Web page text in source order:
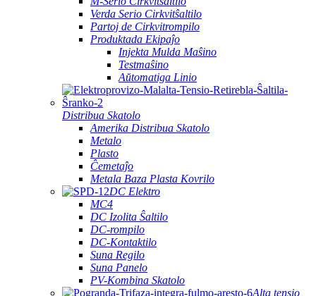
Verda Serio Cirkvitŝaltilo
Partoj de Cirkvitrompilo
Produktada Ekipaĵo
Injekta Mulda Maŝino
Testmaŝino
Aŭtomatiga Linio
Distribua Skatolo
Amerika Distribua Skatolo
Metalo
Plasto
Ĉemetaĵo
Metala Baza Plasta Kovrilo
DC Elektro
MC4
DC Izolita Ŝaltilo
DC-rompilo
DC-Kontaktilo
Suna Regilo
Suna Panelo
PV-Kombina Skatolo
Alta tensio